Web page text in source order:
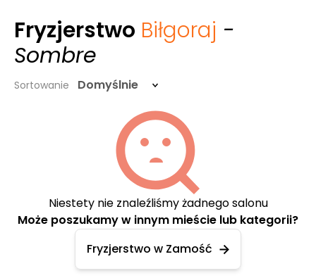
Fryzjerstwo Biłgoraj -
Sombre
Sortowanie Domyślnie
Niestety nie znaleźliśmy żadnego salonu
Może poszukamy w innym mieście lub kategorii?
Fryzjerstwo w Zamość